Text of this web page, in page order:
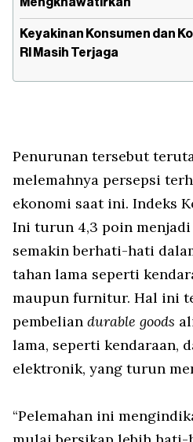
Mengkhawatirkan
Keyakinan Konsumen dan
RI Masih Terjaga
Penurunan tersebut
melemahnya persepsi
ekonomi saat ini. Indeks
Ini turun 4,3 poin menjadi
semakin berhati-hati
tahan lama seperti
maupun furnitur. Hal ini
pembelian durable goods
lama, seperti kendaraan,
elektronik, yang turun
“Pelemahan ini